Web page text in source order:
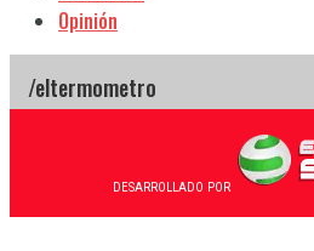
Opinión
DESARROLLADO POR